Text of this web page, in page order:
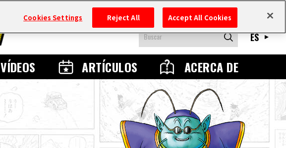
VÍDEOS ARTÍCULOS ACERCA DE
ES
Cookies Settings Reject All Accept All Cookies